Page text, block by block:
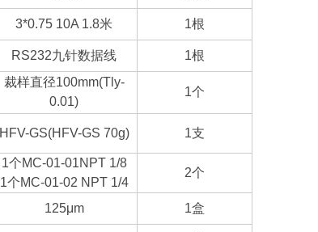
3*0.75 10A 1.8米 1根
RS232九针数据线 1根
裁样直径100mm(Tly-
0.01)
1个
HFV-GS(HFV-GS 70g) 1支
1个MC-01-01NPT 1/8
1个MC-01-02 NPT 1/4
2个
125μm 1盒